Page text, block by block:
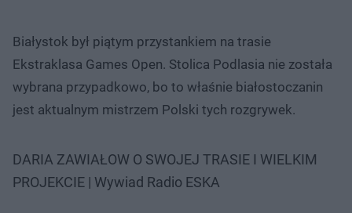
Białystok był piątym przystankiem na trasie
Ekstraklasa Games Open. Stolica Podlasia nie została
wybrana przypadkowo, bo to właśnie białostoczanin
jest aktualnym mistrzem Polski tych rozgrywek.
DARIA ZAWIAŁOW O SWOJEJ TRASIE I WIELKIM
PROJEKCIE | Wywiad Radio ESKA